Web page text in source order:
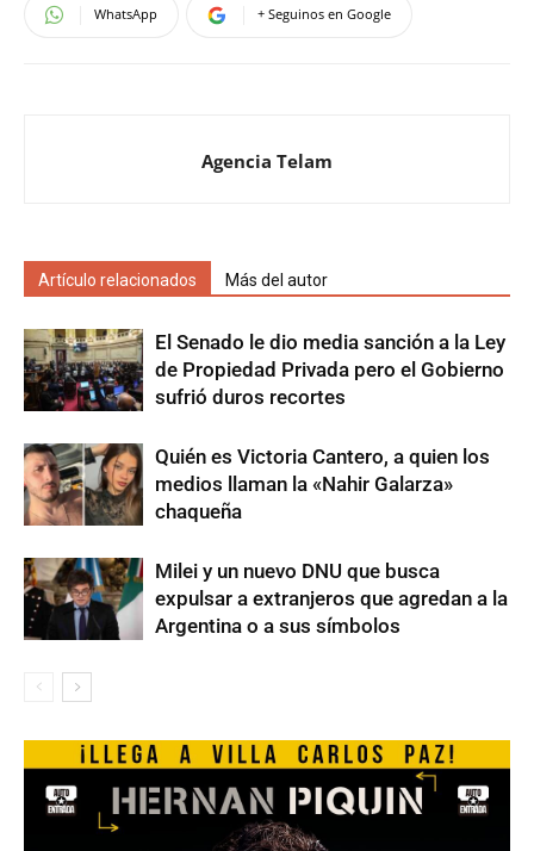
WhatsApp + Seguinos en Google
Agencia Telam
Artículo relacionados Más del autor
El Senado le dio media sanción a la Ley
de Propiedad Privada pero el Gobierno
sufrió duros recortes
Quién es Victoria Cantero, a quien los
medios llaman la «Nahir Galarza»
chaqueña
Milei y un nuevo DNU que busca
expulsar a extranjeros que agredan a la
Argentina o a sus símbolos